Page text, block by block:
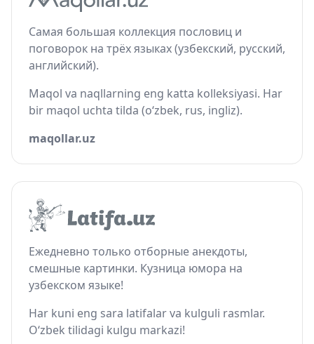
Самая большая коллекция пословиц и
поговорок на трёх языках (узбекский, русский,
английский).
Maqol va naqllarning eng katta kolleksiyasi. Har
bir maqol uchta tilda (o‘zbek, rus, ingliz).
maqollar.uz
Ежедневно только отборные анекдоты,
смешные картинки. Кузница юмора на
узбекском языке!
Har kuni eng sara latifalar va kulguli rasmlar.
O‘zbek tilidagi kulgu markazi!